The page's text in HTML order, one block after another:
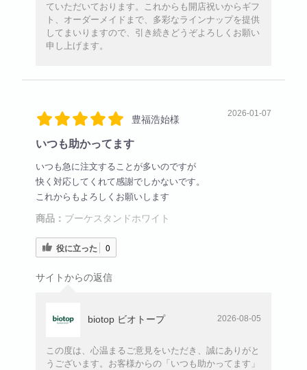
ていただいております。これからも開店祝いからギフ
ト、オーダーメイドまで、多彩なラインナップを提供
してまいりますので、引き続きどうぞよろしくお願い
申し上げます。
豊福浩始様
2026-01-07
いつも助かってます
いつも急に注文することが多いのですが
快く対応してくれて感謝でしかないです。
これからもよろしくお願いします
商品： ブーケスタンドホワイト
役に立った 0
サイトからの返信
biotop ビオトープ 2026-08-05
この度は、心温まるご意見をいただき、誠にありがと
うございます。お客様からの「いつも助かってます」